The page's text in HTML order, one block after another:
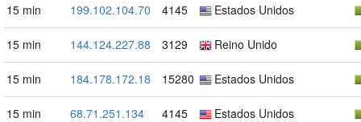
15 min 199.102.104.70 4145 Estados Unidos
15 min 144.124.227.88 3129 Reino Unido
15 min 184.178.172.18 15280 Estados Unidos
15 min 68.71.251.134 4145 Estados Unidos